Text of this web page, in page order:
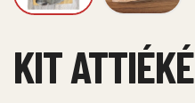
KIT ATTIÉKÉ